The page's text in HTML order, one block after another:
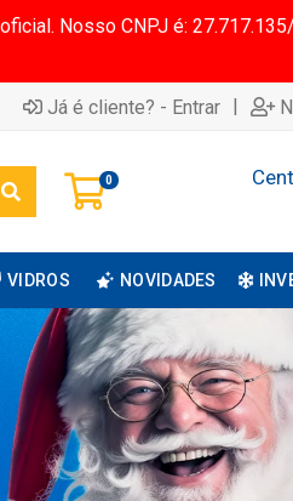
Nosso CNPJ é:
Já é cliente? - Entrar |
0
VIDROS NOVIDADES